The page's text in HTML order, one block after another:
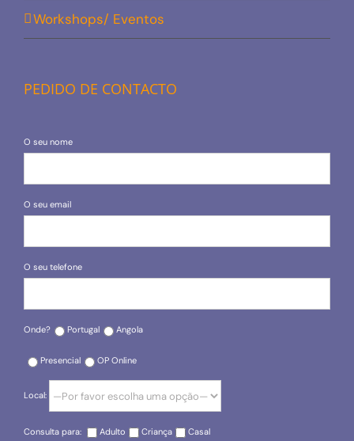
Workshops/ Eventos
PEDIDO DE CONTACTO
O seu nome
O seu email
O seu telefone
Onde? Portugal Angola
Presencial OP Online
Local:
Consulta para: Adulto Criança Casal